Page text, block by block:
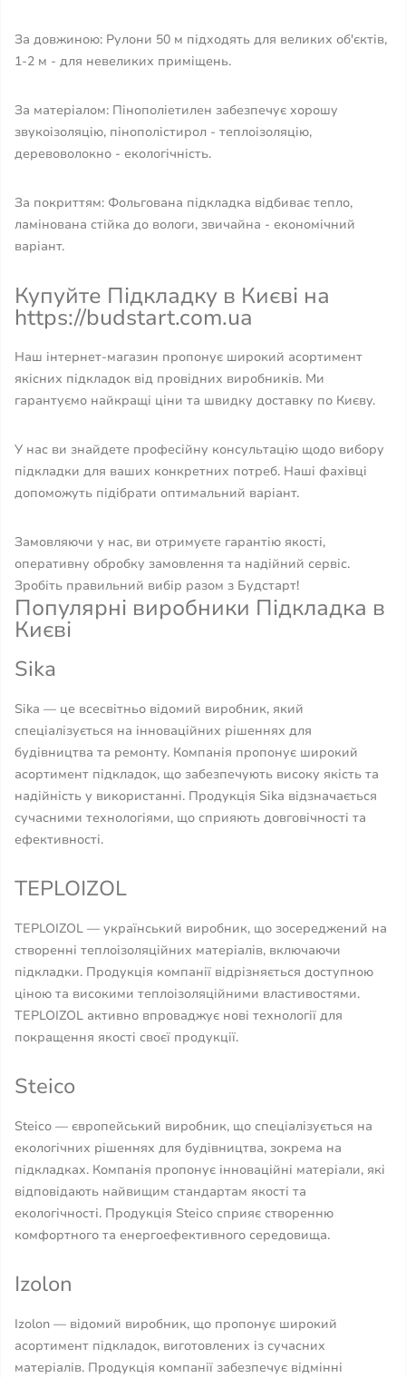
За довжиною: Рулони 50 м підходять для великих об'єктів,
1-2 м - для невеликих приміщень.
За матеріалом: Пінополіетилен забезпечує хорошу
звукоізоляцію, пінополістирол - теплоізоляцію,
деревоволокно - екологічність.
За покриттям: Фольгована підкладка відбиває тепло,
ламінована стійка до вологи, звичайна - економічний
варіант.
Купуйте Підкладку в Києві на
https://budstart.com.ua
Наш інтернет-магазин пропонує широкий асортимент
якісних підкладок від провідних виробників. Ми
гарантуємо найкращі ціни та швидку доставку по Києву.
У нас ви знайдете професійну консультацію щодо вибору
підкладки для ваших конкретних потреб. Наші фахівці
допоможуть підібрати оптимальний варіант.
Замовляючи у нас, ви отримуєте гарантію якості,
оперативну обробку замовлення та надійний сервіс.
Зробіть правильний вибір разом з Будстарт!
Популярні виробники Підкладка в
Києві
Sika
Sika — це всесвітньо відомий виробник, який
спеціалізується на інноваційних рішеннях для
будівництва та ремонту. Компанія пропонує широкий
асортимент підкладок, що забезпечують високу якість та
надійність у використанні. Продукція Sika відзначається
сучасними технологіями, що сприяють довговічності та
ефективності.
TEPLOIZOL
TEPLOIZOL — український виробник, що зосереджений на
створенні теплоізоляційних матеріалів, включаючи
підкладки. Продукція компанії відрізняється доступною
ціною та високими теплоізоляційними властивостями.
TEPLOIZOL активно впроваджує нові технології для
покращення якості своєї продукції.
Steico
Steico — європейський виробник, що спеціалізується на
екологічних рішеннях для будівництва, зокрема на
підкладках. Компанія пропонує інноваційні матеріали, які
відповідають найвищим стандартам якості та
екологічності. Продукція Steico сприяє створенню
комфортного та енергоефективного середовища.
Izolon
Izolon — відомий виробник, що пропонує широкий
асортимент підкладок, виготовлених із сучасних
матеріалів. Продукція компанії забезпечує відмінні